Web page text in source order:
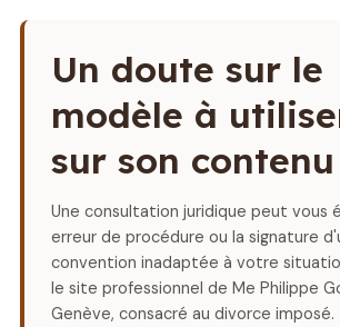
Un doute sur le
modèle à
sur son contenu
Une consultation juridique peut vous
erreur de procédure ou la signature
convention inadaptée à votre
le site professionnel de Me Philippe
Genève, consacré au divorce imposé.